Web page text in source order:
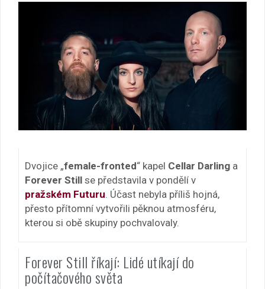
Dvojice „female-fronted“ kapel Cellar Darling a
Forever Still se představila v pondělí v
pražském Futuru . Účast nebyla příliš hojná,
přesto přítomní vytvořili pěknou atmosféru,
kterou si obě skupiny pochvalovaly.
Forever Still říkají: Lidé utíkají do
počítačového světa